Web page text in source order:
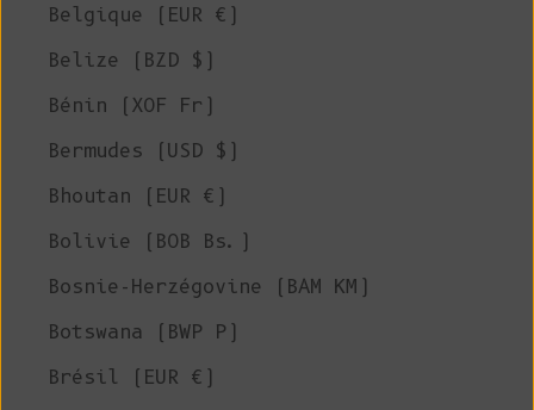
Belgique (EUR €)
Belize (BZD $)
Bénin (XOF Fr)
Bermudes (USD $)
Bhoutan (EUR €)
Bolivie (BOB Bs.)
Bosnie-Herzégovine (BAM КМ)
Botswana (BWP P)
Brésil (EUR €)